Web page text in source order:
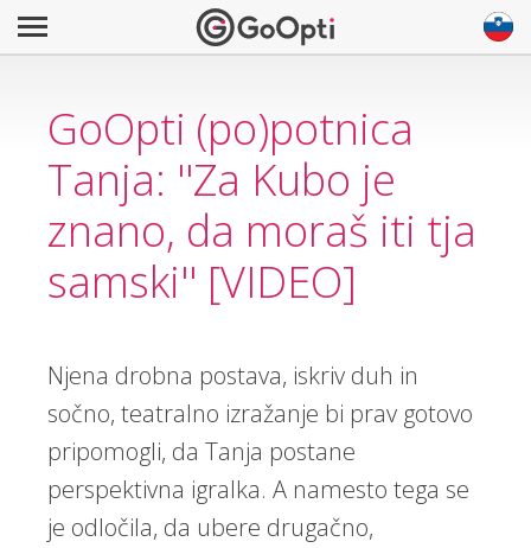
GoOpti (po)potnica
Tanja: ''Za Kubo je
znano, da moraš iti tja
samski'' [VIDEO]
Njena drobna postava, iskriv duh in
sočno, teatralno izražanje bi prav gotovo
pripomogli, da Tanja postane
perspektivna igralka. A namesto tega se
je odločila, da ubere drugačno,